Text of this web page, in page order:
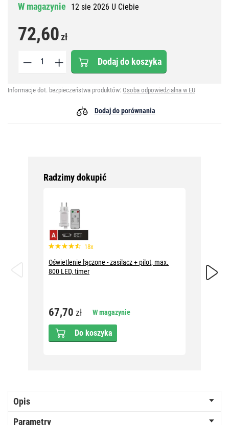
W magazynie 12 sie 2026 U Ciebie
72,60zł
Dodaj do koszyka
Informacje dot. bezpieczeństwa produktów: Osoba odpowiedzialna w EU
Dodaj do porównania
Radzimy dokupić
18x
Oświetlenie łączone - zasilacz + pilot, max.
800 LED, timer
67,70 zł W magazynie
Do koszyka
10m,
Opis
Parametry